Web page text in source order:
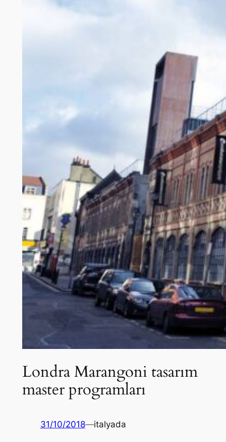
Londra Marangoni tasarım
master programları
31/10/2018—italyada